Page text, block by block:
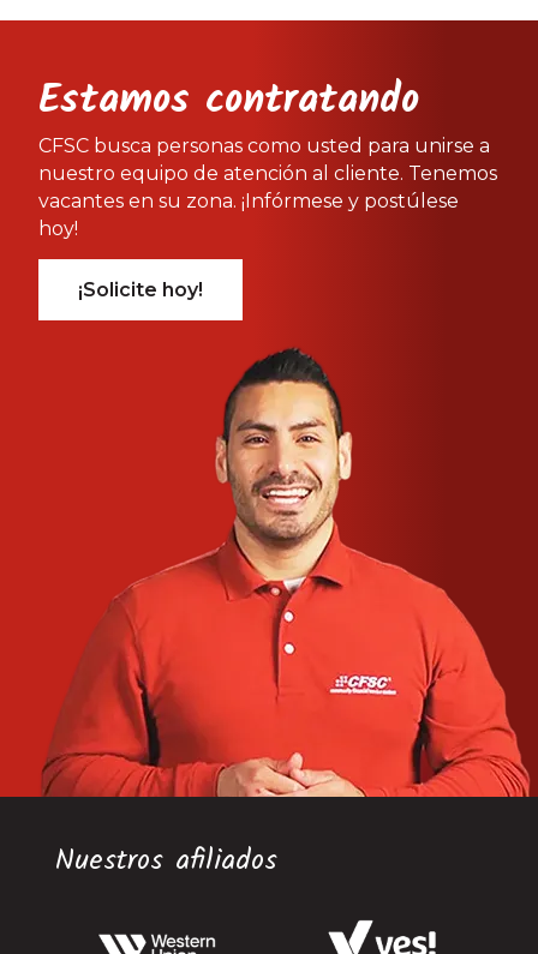
Estamos contratando
CFSC busca personas como usted para unirse a
nuestro equipo de atención al cliente. Tenemos
vacantes en su zona. ¡Infórmese y postúlese
hoy!
¡Solicite hoy!
Nuestros afiliados